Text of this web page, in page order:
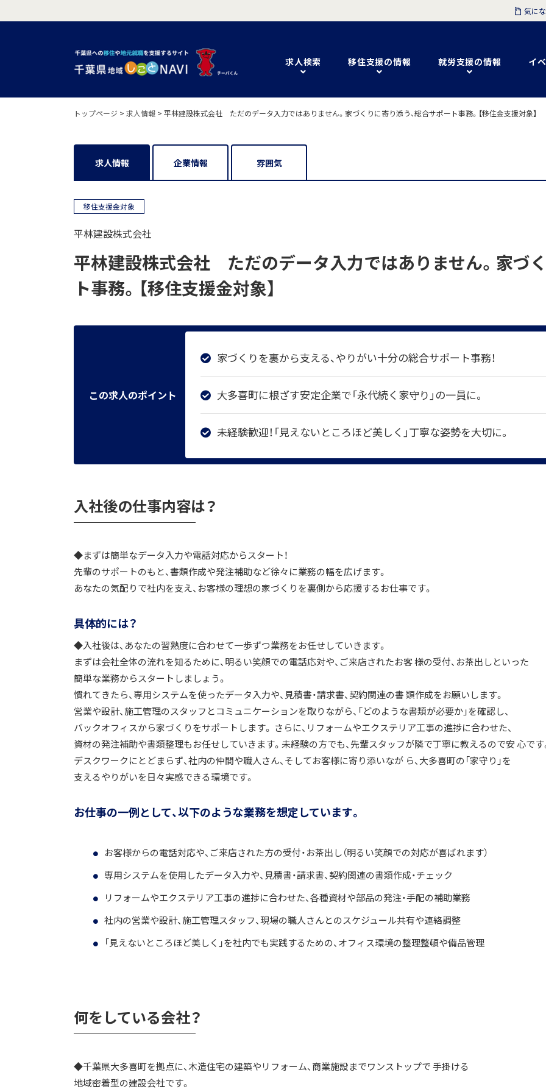
求人検索 移住支援の情報 就労支援の情報 イ
気に
トップページ > 求人情報 > 平林建設株式会社 ただのデータ入力ではありません。家づくりに寄り添う、総合サポート事務。【移住金支援対象】
求人情報 企業情報 雰囲気
移住支援金対象
平林建設株式会社
平林建設株式会社 ただのデータ入力ではありません。家づ
ト事務。【移住支援金対象】
この求人のポイント
家づくりを裏から支える、やりがい十分の総合サポート事務！
大多喜町に根ざす安定企業で「永代続く家守り」の一員に。
未経験歓迎！「見えないところほど美しく」丁寧な姿勢を大切に。
入社後の仕事内容は？
◆まずは簡単なデータ入力や電話対応からスタート！
先輩のサポートのもと、書類作成や発注補助など徐々に業務の幅を広げます。
あなたの気配りで社内を支え、お客様の理想の家づくりを裏側から応援するお仕事です。
具体的には？
◆入社後は、あなたの習熟度に合わせて一歩ずつ業務をお任せしていきます。
まずは会社全体の流れを知るために、明るい笑顔での電話応対や、ご来店されたお客 様の受付、お茶出しといった
簡単な業務からスタートしましょう。
慣れてきたら、専用システムを使ったデータ入力や、見積書・請求書、契約関連の書 類作成をお願いします。
営業や設計、施工管理のスタッフとコミュニケーションを取りながら、「どのような書類が必要か」を確認し、
バックオフィスから家づくりをサポートします。 さらに、リフォームやエクステリア工事の進捗に合わせた、
資材の発注補助や書類整理もお任せしていきます。未経験の方でも、先輩スタッフが隣で丁寧に教えるので安 心です
デスクワークにとどまらず、社内の仲間や職人さん、そしてお客様に寄り添いなが ら、大多喜町の「家守り」を
支えるやりがいを日々実感できる環境です。
お仕事の一例として、以下のような業務を想定しています。
お客様からの電話対応や、ご来店された方の受付・お茶出し（明るい笑顔での対応が喜ばれます）
専用システムを使用したデータ入力や、見積書・請求書、契約関連の書類作成・チェック
リフォームやエクステリア工事の進捗に合わせた、各種資材や部品の発注・手配の補助業務
社内の営業や設計、施工管理スタッフ、現場の職人さんとのスケジュール共有や連絡調整
「見えないところほど美しく」を社内でも実践するための、オフィス環境の整理整頓や備品管理
何をしている会社？
◆千葉県大多喜町を拠点に、木造住宅の建築やリフォーム、商業施設までワンストップで 手掛ける
地域密着型の建設会社です。